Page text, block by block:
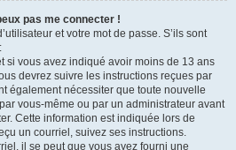
pas me connecter !
et votre mot de passe. S’ils sont
si vous avez indiqué avoir moins de 13 ans
devrez suivre les instructions reçues par
également nécessiter que toute nouvelle
vous-même ou par un administrateur avant
Cette information est indiquée lors de
un courriel, suivez ses instructions.
il se peut que vous ayez fourni une